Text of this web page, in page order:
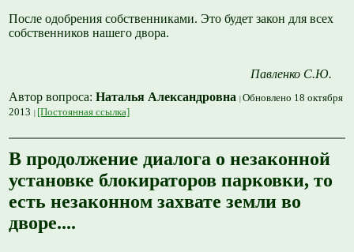
После одобрения собственниками. Это будет закон для всех
собственников нашего двора.
Павленко С.Ю.
Автор вопроса:Наталья Александровна Обновлено 18 октября
2013
[Постоянная ссылка]
В продолжение диалога о незаконной
установке блокираторов парковки, то
есть незаконном захвате земли во
дворе....